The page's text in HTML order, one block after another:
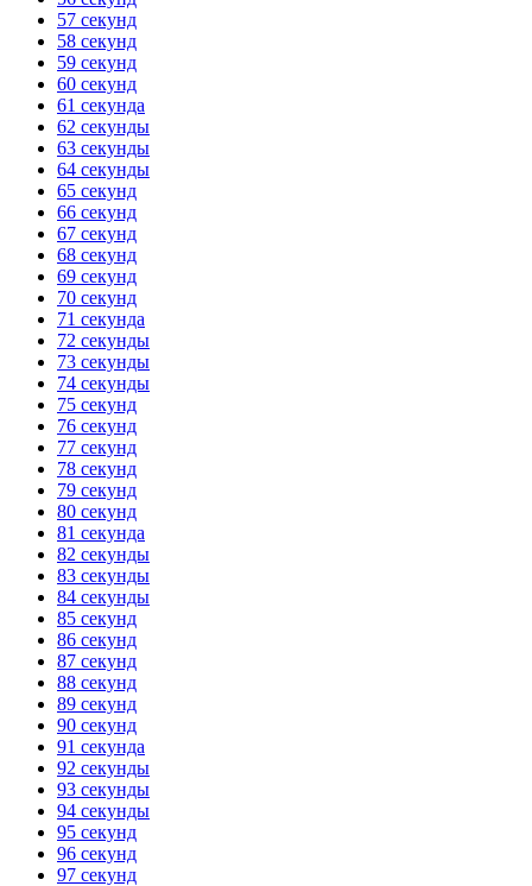
57 секунд
58 секунд
59 секунд
60 секунд
61 секунда
62 секунды
63 секунды
64 секунды
65 секунд
66 секунд
67 секунд
68 секунд
69 секунд
70 секунд
71 секунда
72 секунды
73 секунды
74 секунды
75 секунд
76 секунд
77 секунд
78 секунд
79 секунд
80 секунд
81 секунда
82 секунды
83 секунды
84 секунды
85 секунд
86 секунд
87 секунд
88 секунд
89 секунд
90 секунд
91 секунда
92 секунды
93 секунды
94 секунды
95 секунд
96 секунд
97 секунд